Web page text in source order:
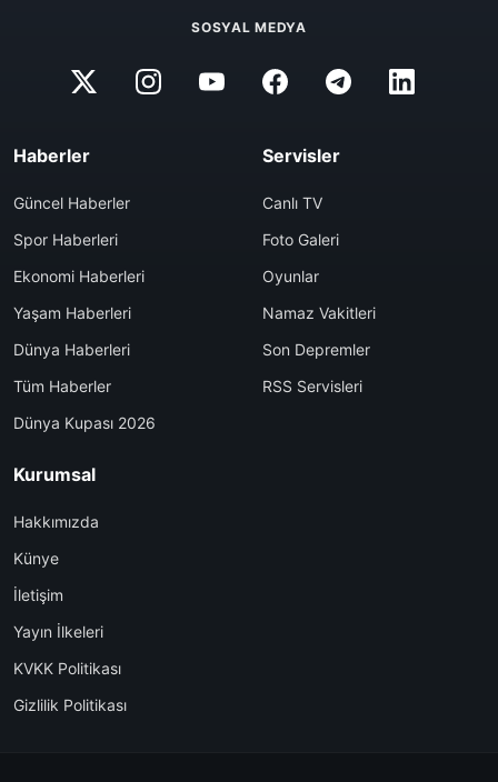
SOSYAL MEDYA
Haberler
Güncel Haberler
Spor Haberleri
Ekonomi Haberleri
Yaşam Haberleri
Dünya Haberleri
Tüm Haberler
Dünya Kupası 2026
Servisler
Canlı TV
Foto Galeri
Oyunlar
Namaz Vakitleri
Son Depremler
RSS Servisleri
Kurumsal
Hakkımızda
Künye
İletişim
Yayın İlkeleri
KVKK Politikası
Gizlilik Politikası